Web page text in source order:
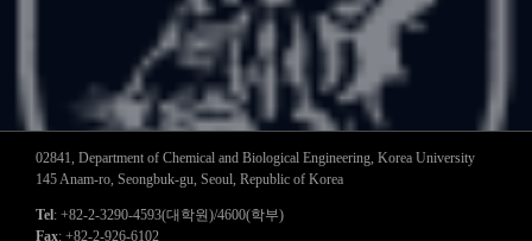
02841, Department of Chemical and Biological Engineering, Korea University
145 Anam-ro, Seongbuk-gu, Seoul, Republic of Korea
Tel: +82-2-3290-4593(대학원)/4600(학부)
Fax: +82-2-926-6102